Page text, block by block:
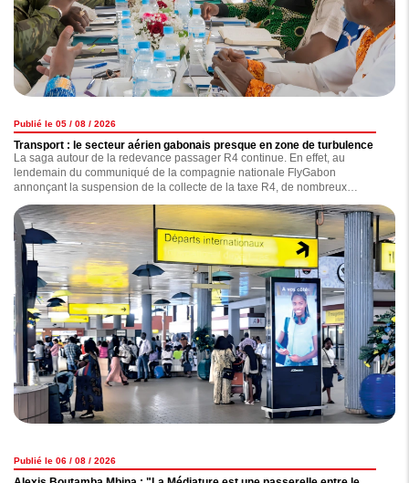
Publié le 05 / 08 / 2026
Transport : le secteur aérien gabonais presque en zone de turbulence
La saga autour de la redevance passager R4 continue. En effet, au
lendemain du communiqué de la compagnie nationale FlyGabon
annonçant la suspension de la collecte de la taxe R4, de nombreux
observateurs s'interrogent sur les réelles motivations de l'opérateur, qui,
selon nos informations, traînerait une dette de plus de 7 milliards de F CFA
concernant le versement de celle-ci. Ce nouveau coup de gueule de
FlyGabon est-il anodin ? la compagnie est-elle exempte de tout reproche ?
Nous avons enquêté.
Publié le 06 / 08 / 2026